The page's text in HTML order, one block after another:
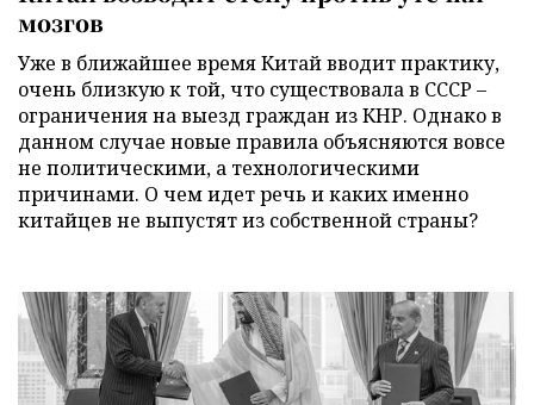
мозгов
Уже в ближайшее время Китай вводит практику,
очень близкую к той, что существовала в СССР –
ограничения на выезд граждан из КНР. Однако в
данном случае новые правила объясняются вовсе
не политическими, а технологическими
причинами. О чем идет речь и каких именно
китайцев не выпустят из собственной страны?